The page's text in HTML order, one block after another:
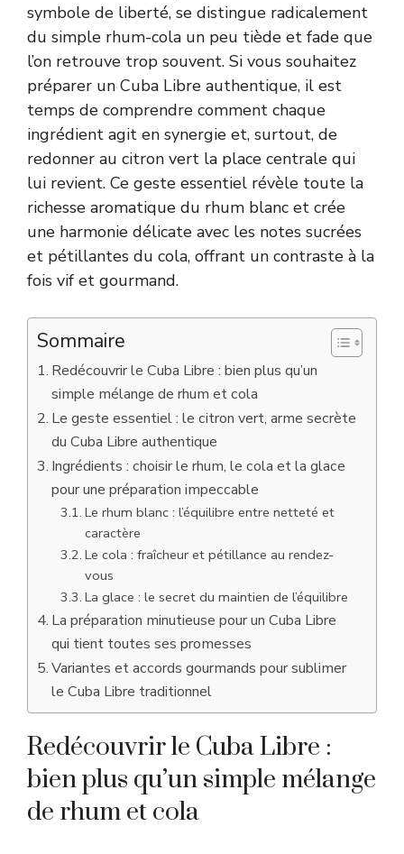
symbole de liberté, se distingue radicalement
du simple rhum-cola un peu tiède et fade que
l’on retrouve trop souvent. Si vous souhaitez
préparer un Cuba Libre authentique, il est
temps de comprendre comment chaque
ingrédient agit en synergie et, surtout, de
redonner au citron vert la place centrale qui
lui revient. Ce geste essentiel révèle toute la
richesse aromatique du rhum blanc et crée
une harmonie délicate avec les notes sucrées
et pétillantes du cola, offrant un contraste à la
fois vif et gourmand.
Sommaire
Redécouvrir le Cuba Libre : bien plus qu’un
simple mélange de rhum et cola
Le geste essentiel : le citron vert, arme secrète
du Cuba Libre authentique
Ingrédients : choisir le rhum, le cola et la glace
pour une préparation impeccable
Le rhum blanc : l’équilibre entre netteté et
caractère
Le cola : fraîcheur et pétillance au rendez-
vous
La glace : le secret du maintien de l’équilibre
La préparation minutieuse pour un Cuba Libre
qui tient toutes ses promesses
Variantes et accords gourmands pour sublimer
le Cuba Libre traditionnel
Redécouvrir le Cuba Libre :
bien plus qu’un simple mélange
de rhum et cola